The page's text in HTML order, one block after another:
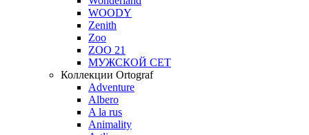
WOODY
Zenith
Zoo
ZOO 21
МУЖСКОЙ СЕТ
Коллекции Ortograf
Adventure
Albero
A la rus
Animality